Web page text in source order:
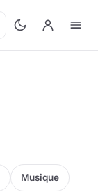
Musique